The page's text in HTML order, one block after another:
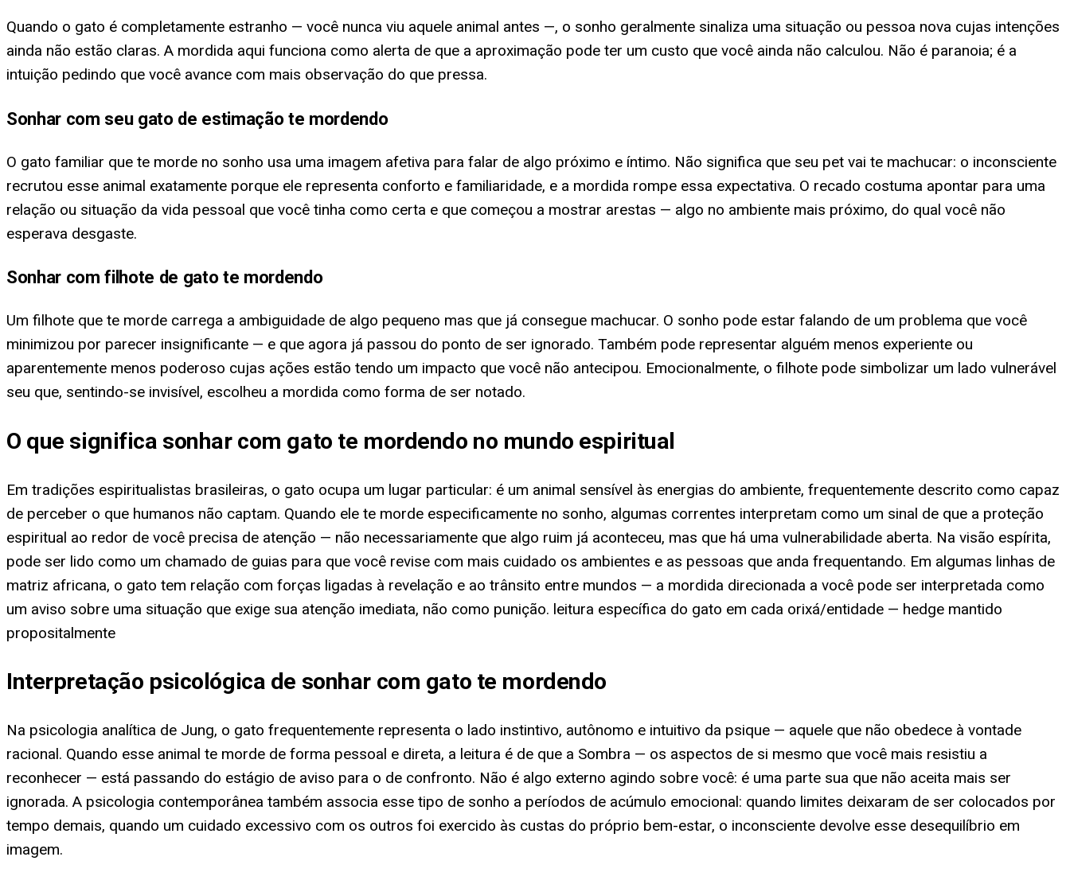
Quando o gato é completamente estranho — você nunca viu aquele animal antes —, o sonho geralmente sinaliza uma situação ou pessoa nova cujas intenções
ainda não estão claras. A mordida aqui funciona como alerta de que a aproximação pode ter um custo que você ainda não calculou. Não é paranoia; é a
intuição pedindo que você avance com mais observação do que pressa.
Sonhar com seu gato de estimação te mordendo
O gato familiar que te morde no sonho usa uma imagem afetiva para falar de algo próximo e íntimo. Não significa que seu pet vai te machucar: o inconsciente
recrutou esse animal exatamente porque ele representa conforto e familiaridade, e a mordida rompe essa expectativa. O recado costuma apontar para uma
relação ou situação da vida pessoal que você tinha como certa e que começou a mostrar arestas — algo no ambiente mais próximo, do qual você não
esperava desgaste.
Sonhar com filhote de gato te mordendo
Um filhote que te morde carrega a ambiguidade de algo pequeno mas que já consegue machucar. O sonho pode estar falando de um problema que você
minimizou por parecer insignificante — e que agora já passou do ponto de ser ignorado. Também pode representar alguém menos experiente ou
aparentemente menos poderoso cujas ações estão tendo um impacto que você não antecipou. Emocionalmente, o filhote pode simbolizar um lado vulnerável
seu que, sentindo-se invisível, escolheu a mordida como forma de ser notado.
O que significa sonhar com gato te mordendo no mundo espiritual
Em tradições espiritualistas brasileiras, o gato ocupa um lugar particular: é um animal sensível às energias do ambiente, frequentemente descrito como capaz
de perceber o que humanos não captam. Quando ele te morde especificamente no sonho, algumas correntes interpretam como um sinal de que a proteção
espiritual ao redor de você precisa de atenção — não necessariamente que algo ruim já aconteceu, mas que há uma vulnerabilidade aberta. Na visão espírita,
pode ser lido como um chamado de guias para que você revise com mais cuidado os ambientes e as pessoas que anda frequentando. Em algumas linhas de
matriz africana, o gato tem relação com forças ligadas à revelação e ao trânsito entre mundos — a mordida direcionada a você pode ser interpretada como
um aviso sobre uma situação que exige sua atenção imediata, não como punição. leitura específica do gato em cada orixá/entidade — hedge mantido
propositalmente
Interpretação psicológica de sonhar com gato te mordendo
Na psicologia analítica de Jung, o gato frequentemente representa o lado instintivo, autônomo e intuitivo da psique — aquele que não obedece à vontade
racional. Quando esse animal te morde de forma pessoal e direta, a leitura é de que a Sombra — os aspectos de si mesmo que você mais resistiu a
reconhecer — está passando do estágio de aviso para o de confronto. Não é algo externo agindo sobre você: é uma parte sua que não aceita mais ser
ignorada. A psicologia contemporânea também associa esse tipo de sonho a períodos de acúmulo emocional: quando limites deixaram de ser colocados por
tempo demais, quando um cuidado excessivo com os outros foi exercido às custas do próprio bem-estar, o inconsciente devolve esse desequilíbrio em
imagem.